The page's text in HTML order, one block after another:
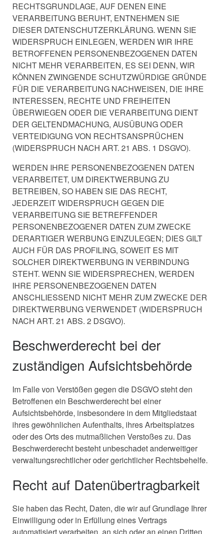
RECHTSGRUNDLAGE, AUF DENEN EINE
VERARBEITUNG BERUHT, ENTNEHMEN SIE
DIESER DATENSCHUTZERKLÄRUNG. WENN SIE
WIDERSPRUCH EINLEGEN, WERDEN WIR IHRE
BETROFFENEN PERSONENBEZOGENEN DATEN
NICHT MEHR VERARBEITEN, ES SEI DENN, WIR
KÖNNEN ZWINGENDE SCHUTZWÜRDIGE GRÜNDE
FÜR DIE VERARBEITUNG NACHWEISEN, DIE IHRE
INTERESSEN, RECHTE UND FREIHEITEN
ÜBERWIEGEN ODER DIE VERARBEITUNG DIENT
DER GELTENDMACHUNG, AUSÜBUNG ODER
VERTEIDIGUNG VON RECHTSANSPRÜCHEN
(WIDERSPRUCH NACH ART. 21 ABS. 1 DSGVO).
WERDEN IHRE PERSONENBEZOGENEN DATEN
VERARBEITET, UM DIREKTWERBUNG ZU
BETREIBEN, SO HABEN SIE DAS RECHT,
JEDERZEIT WIDERSPRUCH GEGEN DIE
VERARBEITUNG SIE BETREFFENDER
PERSONENBEZOGENER DATEN ZUM ZWECKE
DERARTIGER WERBUNG EINZULEGEN; DIES GILT
AUCH FÜR DAS PROFILING, SOWEIT ES MIT
SOLCHER DIREKTWERBUNG IN VERBINDUNG
STEHT. WENN SIE WIDERSPRECHEN, WERDEN
IHRE PERSONENBEZOGENEN DATEN
ANSCHLIESSEND NICHT MEHR ZUM ZWECKE DER
DIREKTWERBUNG VERWENDET (WIDERSPRUCH
NACH ART. 21 ABS. 2 DSGVO).
Beschwerde­recht bei der
zuständigen Aufsichts­behörde
Im Falle von Verstößen gegen die DSGVO steht den
Betroffenen ein Beschwerderecht bei einer
Aufsichtsbehörde, insbesondere in dem Mitgliedstaat
ihres gewöhnlichen Aufenthalts, ihres Arbeitsplatzes
oder des Orts des mutmaßlichen Verstoßes zu. Das
Beschwerderecht besteht unbeschadet anderweitiger
verwaltungsrechtlicher oder gerichtlicher Rechtsbehelfe.
Recht auf Daten­übertrag­barkeit
Sie haben das Recht, Daten, die wir auf Grundlage Ihrer
Einwilligung oder in Erfüllung eines Vertrags